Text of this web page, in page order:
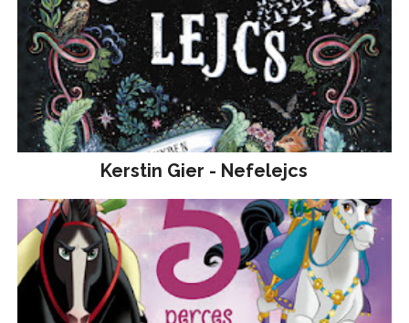
Kerstin Gier - Nefelejcs